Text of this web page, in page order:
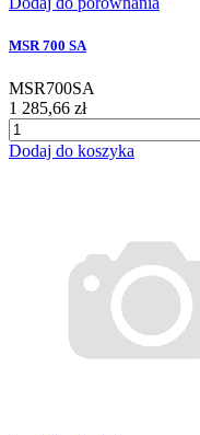
MSR 700 SA
MSR700SA
1 285,66 zł
Dodaj do koszyka